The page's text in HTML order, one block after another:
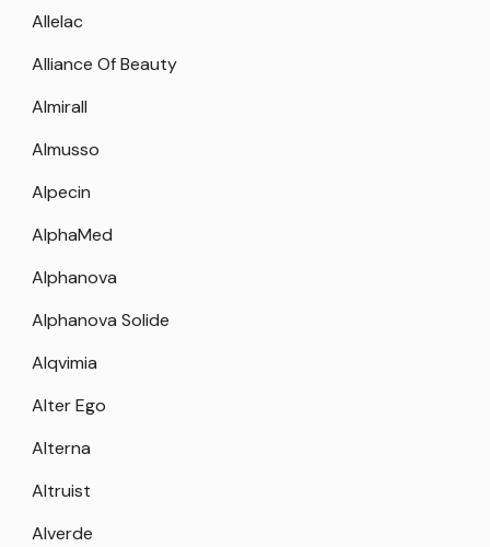
Allelac
Alliance Of Beauty
Almirall
Almusso
Alpecin
AlphaMed
Alphanova
Alphanova Solide
Alqvimia
Alter Ego
Alterna
Altruist
Alverde